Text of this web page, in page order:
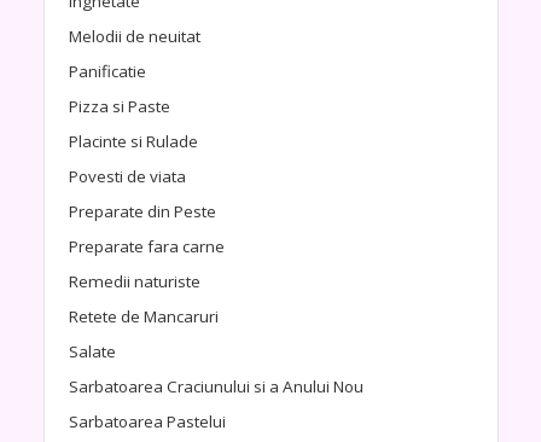
Melodii de neuitat
Panificatie
Pizza si Paste
Placinte si Rulade
Povesti de viata
Preparate din Peste
Preparate fara carne
Remedii naturiste
Retete de Mancaruri
Salate
Sarbatoarea Craciunului si a Anului Nou
Sarbatoarea Pastelui